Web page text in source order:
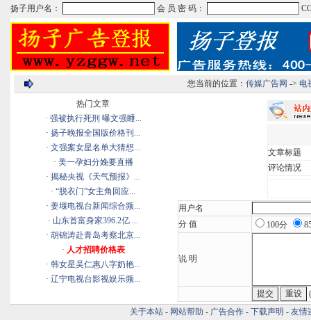
您当前的位置： 传媒广告网 -> 电
热门文章
· 强被执行死刑 曝文强睡...
· 扬子晚报全国版价格刊...
· 文强案女星名单大猜想...
· 美一孕妇分娩要直播
· 揭秘央视《天气预报》...
· “脱衣门”女主角回应...
· 姜堰电视台新闻综合频...
· 山东首富身家396.2亿 ...
· 胡锦涛赴青岛考察北京...
· 人才招聘价格表
· 韩女星吴仁惠八字奶艳...
· 辽宁电视台影视娱乐频...
文章标题
评论情况
用户名
分 值
100分
说 明
关于本站 - 网站帮助 - 广告合作 - 下载声明 - 友情